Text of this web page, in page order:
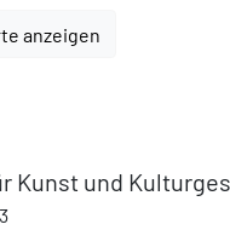
anzeigen
Kunst und